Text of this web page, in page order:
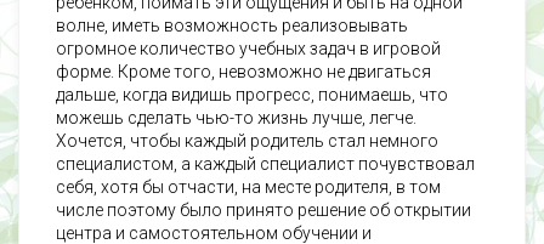
волне, иметь возможность реализовывать
огромное количество учебных задач в игровой
форме. Кроме того, невозможно не двигаться
дальше, когда видишь прогресс, понимаешь, что
можешь сделать чью-то жизнь лучше, легче.
Хочется, чтобы каждый родитель стал немного
специалистом, а каждый специалист почувствовал
себя, хотя бы отчасти, на месте родителя, в том
числе поэтому было принято решение об открытии
центра и самостоятельном обучении и